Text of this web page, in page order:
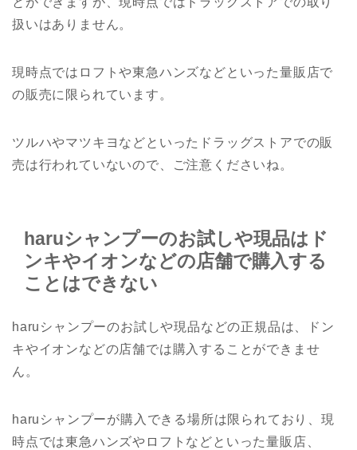
扱いはありません。
現時点ではロフトや東急ハンズなどといった量販店で
の販売に限られています。
ツルハやマツキヨなどといったドラッグストアでの販
売は行われていないので、ご注意くださいね。
haruシャンプーのお試しや現品はド
ンキやイオンなどの店舗で購入する
ことはできない
haruシャンプーのお試しや現品などの正規品は、ドン
キやイオンなどの店舗では購入することができませ
ん。
haruシャンプーが購入できる場所は限られており、現
時点では東急ハンズやロフトなどといった量販店、